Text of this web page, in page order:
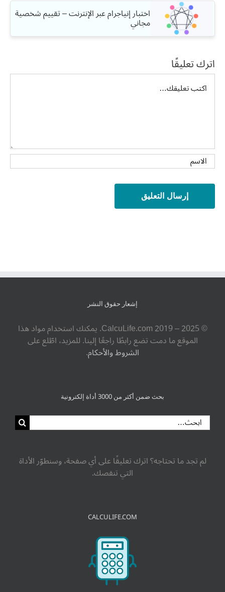
اختبار إنياجرام عبر الإنترنت – تقييم شخصية
مجاني
اترك تعليقًا
تعليق
إشعار حقوق النشر
© ‎CalcuLife.com‎ 2019 – 2025. يمكنك استخدام مواد هذا
الموقع ما دمت تضع رابطًا راجعًا إلينا. للمزيد، اطّلع على
الشروط والأحكام.
بحث ضمن أكثر من 3000 أداة إلكترونية
لم تجد ما تحتاجه؟ اترك تعليقًا على أي صفحة، وسنطوّر الأداة
التي تنقصك.
CALCULIFE.COM